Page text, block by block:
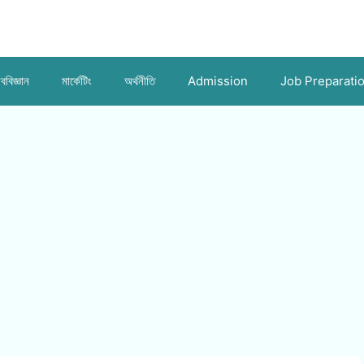
মার্কেটিং অর্থনীতি Admission Job